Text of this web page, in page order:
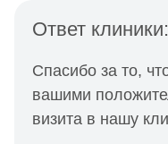
Ответ клиники:
Спасибо за то,
вашими
визита в нашу